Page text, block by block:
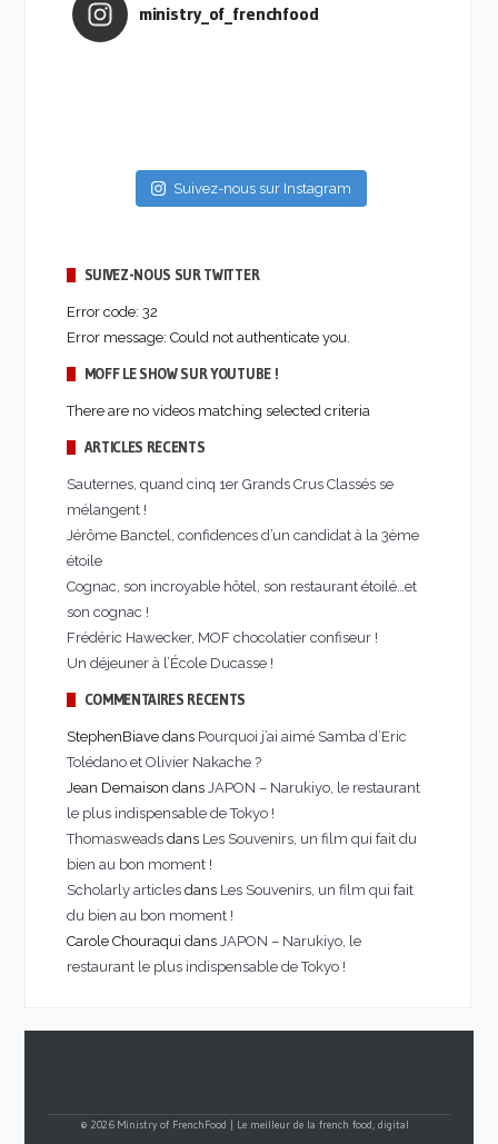
ministry_of_frenchfood
Suivez-nous sur Instagram
SUIVEZ-NOUS SUR TWITTER
Error code: 32
Error message: Could not authenticate you.
MOFF LE SHOW SUR YOUTUBE !
There are no videos matching selected criteria
ARTICLES RÉCENTS
Sauternes, quand cinq 1er Grands Crus Classés se
mélangent !
Jérôme Banctel, confidences d’un candidat à la 3ème
étoile
Cognac, son incroyable hôtel, son restaurant étoilé…et
son cognac !
Frédéric Hawecker, MOF chocolatier confiseur !
Un déjeuner à l’École Ducasse !
COMMENTAIRES RÉCENTS
StephenBiave dans Pourquoi j’ai aimé Samba d’Eric
Tolédano et Olivier Nakache ?
Jean Demaison dans JAPON – Narukiyo, le restaurant
le plus indispensable de Tokyo !
Thomasweadsdans Les Souvenirs, un film qui fait du
bien au bon moment !
Scholarly articlesdans Les Souvenirs, un film qui fait
du bien au bon moment !
Carole Chouraqui dans JAPON – Narukiyo, le
restaurant le plus indispensable de Tokyo !
© 2026 Ministry of FrenchFood | Le meilleur de la french food, digital